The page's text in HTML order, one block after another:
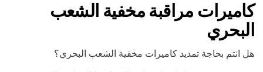
كاميرات مراقبة مخفية الشعب
البحري
هل انتم بحاجة تمديد كاميرات مخفية الشعب البحري؟